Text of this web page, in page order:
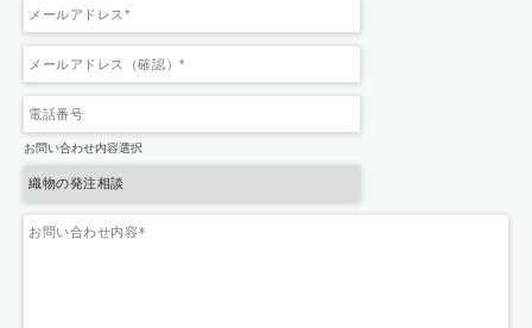
お問い合わせ内容選択